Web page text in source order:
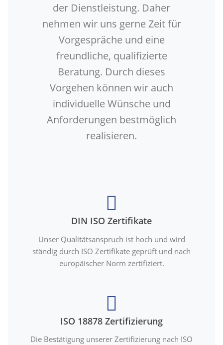
der Dienstleistung. Daher
nehmen wir uns gerne Zeit für
Vorgespräche und eine
freundliche, qualifizierte
Beratung. Durch dieses
Vorgehen können wir auch
individuelle Wünsche und
Anforderungen bestmöglich
realisieren.
DIN ISO Zertifikate
Unser Qualitätsanspruch ist hoch und wird
ständig durch ISO Zertifikate geprüft und nach
europäischer Norm zertifiziert.
ISO 18878 Zertifizierung
Die Bestätigung unserer Zertifizierung nach ISO